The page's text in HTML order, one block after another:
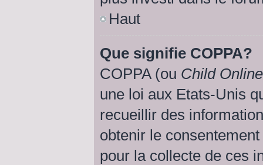
Haut
Que signifie COPPA?
COPPA (ou Child
une loi aux Etats-Unis
recueillir des
obtenir le consentement
pour la collecte de ces